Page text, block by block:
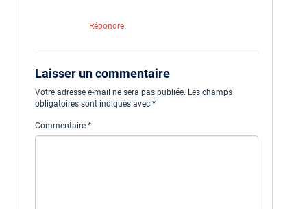
Répondre
Laisser un commentaire
Votre adresse e-mail ne sera pas publiée. Les champs
obligatoires sont indiqués avec *
Commentaire *